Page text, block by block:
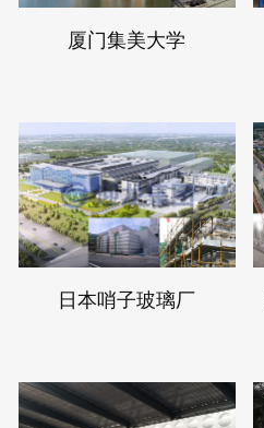
厦门集美大学
日本哨子玻璃厂